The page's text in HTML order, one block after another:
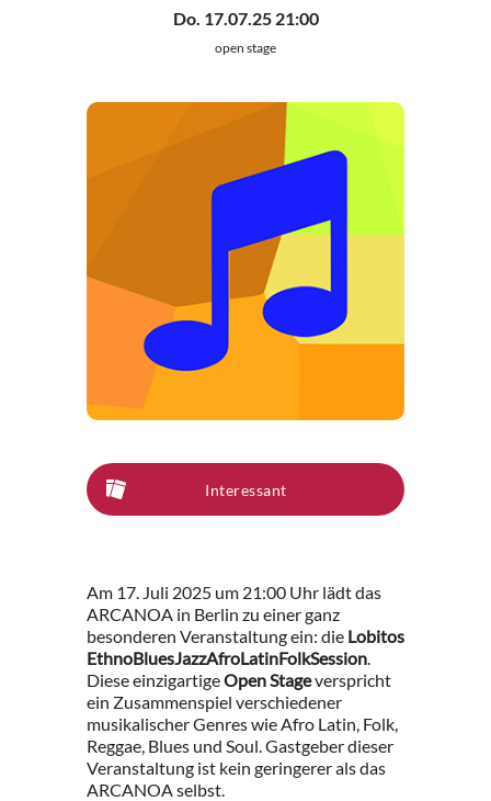
Do. 17.07.25 21:00
open stage
Interessant
Am 17. Juli 2025 um 21:00 Uhr lädt das
ARCANOA in Berlin zu einer ganz
besonderen Veranstaltung ein: die Lobitos
EthnoBluesJazzAfroLatinFolkSession.
Diese einzigartigeOpen Stageverspricht
ein Zusammenspiel verschiedener
musikalischer Genres wie Afro Latin, Folk,
Reggae, Blues und Soul. Gastgeber dieser
Veranstaltung ist kein geringerer als das
ARCANOA selbst.